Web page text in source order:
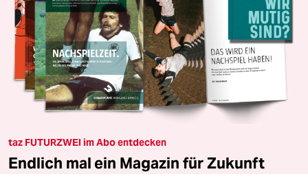
taz FUTURZWEI im Abo entdecken
Endlich mal ein Magazin für Zukunft